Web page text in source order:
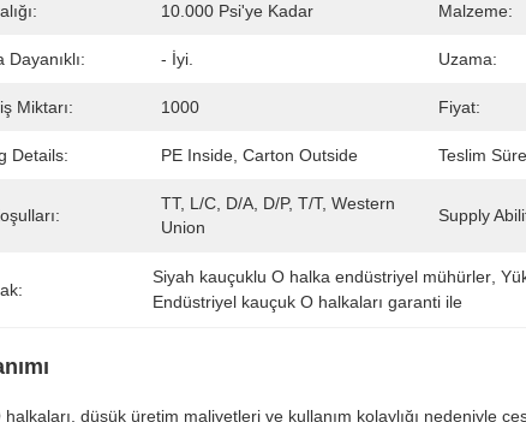
10.000 Psi'ye Kadar Malzeme:
Dayanıklı: - İyi. Uzama:
Miktarı: 1000 Fiyat:
Details: PE Inside, Carton Outside Teslim
TT, L/C, D/A, D/P, T/T, Western
Union
Supply
Siyah kauçuklu O halka endüstriyel mühürler ,
Endüstriyel kauçuk O halkaları garanti ile
düşük üretim maliyetleri ve kullanım kolaylığı nedeniyle